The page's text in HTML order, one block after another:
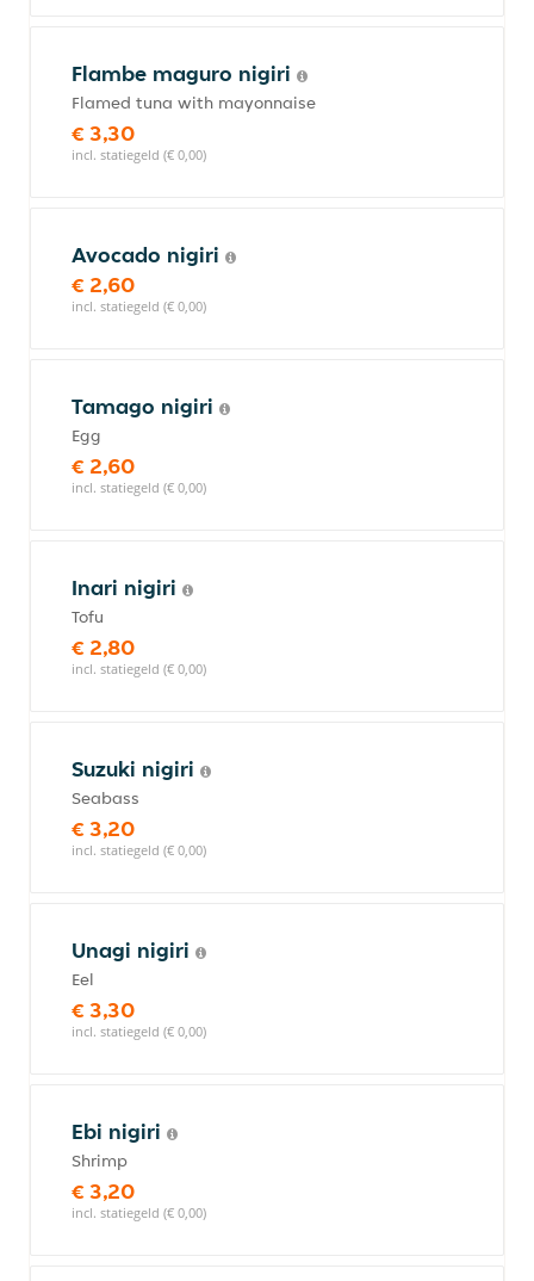
Flambe maguro nigiri
Flamed tuna with mayonnaise
€ 3,30
incl. statiegeld (€ 0,00)
Avocado nigiri
€ 2,60
incl. statiegeld (€ 0,00)
Tamago nigiri
Egg
€ 2,60
incl. statiegeld (€ 0,00)
Inari nigiri
Tofu
€ 2,80
incl. statiegeld (€ 0,00)
Suzuki nigiri
Seabass
€ 3,20
incl. statiegeld (€ 0,00)
Unagi nigiri
Eel
€ 3,30
incl. statiegeld (€ 0,00)
Ebi nigiri
Shrimp
€ 3,20
incl. statiegeld (€ 0,00)